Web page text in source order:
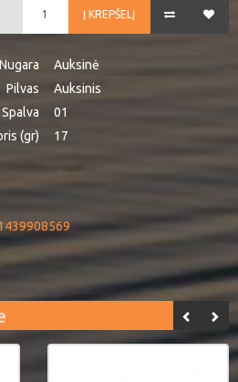
Į KREPŠELĮ
Nugara
Auksinė
Pilvas
Auksinis
Spalva
01
(gr)
17